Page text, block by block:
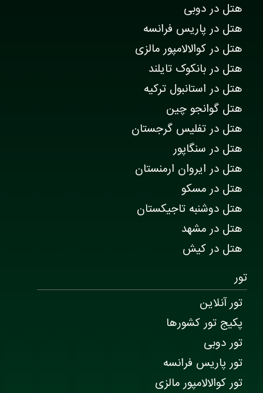
هتل در دوبی
هتل در پاریس فرانسه
هتل در کوالالامپور مالزی
هتل در بانکوک تایلند
هتل در استانبول ترکیه
هتل گوانجو چین
هتل در تفلیس گرجستان
هتل در سنگاپور
هتل در ایروان ارمنستان
هتل در مسکو
هتل دوشنبه تاجیکستان
هتل در مشهد
هتل در کیش
تور
تور آنلاین
پکیج تور کشورها
تور دوبی
تور پاریس فرانسه
تور کوالالامپور مالزی